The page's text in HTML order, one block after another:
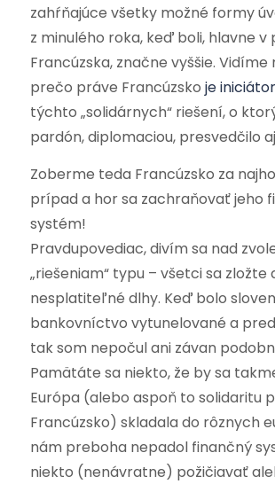
zahŕňajúce všetky možné formy
z minulého roka, keď boli, hlavne v
Francúzska, značne vyššie. Vidíme
prečo práve Francúzsko je
týchto „solidárnych“ riešení, o
pardón, diplomaciou, presvedčilo
Zoberme teda Francúzsko za
prípad a hor sa zachraňovať jeho
systém!
Pravdupovediac, divím sa nad
„riešeniam“ typu – všetci sa zložte
nesplatiteľné dlhy. Keď bolo
bankovníctvo vytunelované a
tak som nepočul ani závan
Pamätáte sa niekto, že by sa
Európa (alebo aspoň to solidaritu
Francúzsko) skladala do rôznych
nám preboha nepadol finančný
niekto (nenávratne) požičiavať